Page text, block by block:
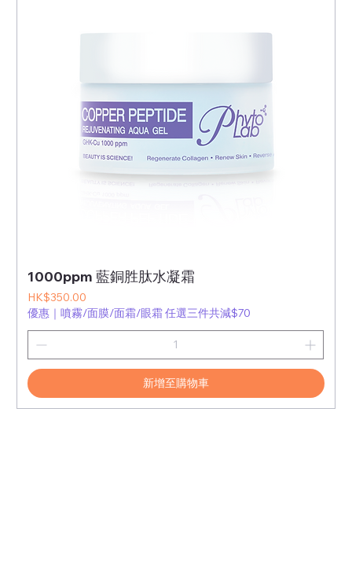
1000ppm 藍銅胜肽水凝霜
價格
HK$350.00
優惠｜噴霧/面膜/面霜/眼霜 任選三件共減$70
新增至購物車